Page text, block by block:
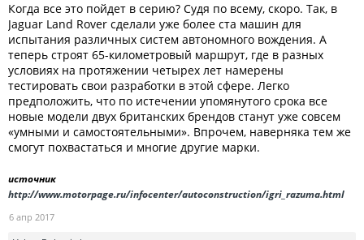
Когда все это пойдет в серию? Судя по всему, скоро. Так, в
Jaguar Land Rover сделали уже более ста машин для
испытания различных систем автономного вождения. А
теперь строят 65-километровый маршрут, где в разных
условиях на протяжении четырех лет намерены
тестировать свои разработки в этой сфере. Легко
предположить, что по истечении упомянутого срока все
новые модели двух британских брендов станут уже совсем
«умными и самостоятельными». Впрочем, наверняка тем же
смогут похвастаться и многие другие марки.
источник
http://www.motorpage.ru/infocenter/autoconstruction/igri_razuma.html
6 апр 2017